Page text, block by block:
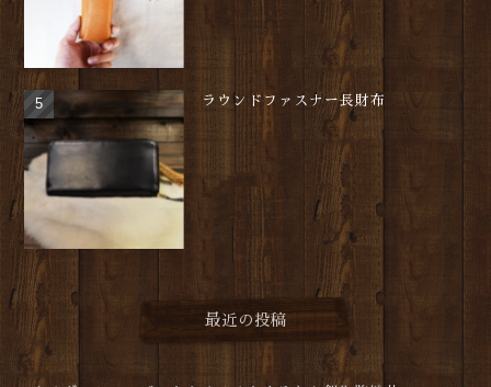
ラウンドファスナー長財布
最近の投稿